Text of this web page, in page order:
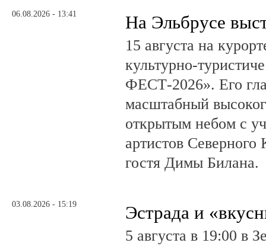
06.08.2026 - 13:41 На Эльбрусе
15 августа на
культурно-
ФЕСТ-2026». Его
масштабный
открытым небом с
артистов Северного
гостя Димы Билана.
03.08.2026 - 15:19 Эстрада и
5 августа в 19:00 в